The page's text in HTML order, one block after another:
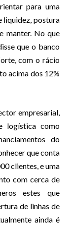
para uma
liquidez, postura
manter. No que
que o banco
com o rácio
acima dos 12%
empresarial,
logística como
do
que conta
clientes, e uma
com cerca de
estes que
de linhas de
ainda é